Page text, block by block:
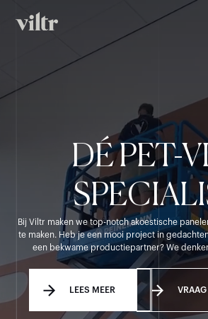
DÉ PET-
Bij Viltr maken we top-notch akoestische
te maken. Heb je een mooi project in
een bekwame productiepartner? We
LEES MEER VRAAG